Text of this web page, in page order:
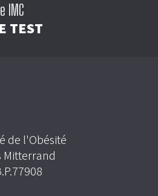
IMC
TEST
de l'Obésité
Mitterrand